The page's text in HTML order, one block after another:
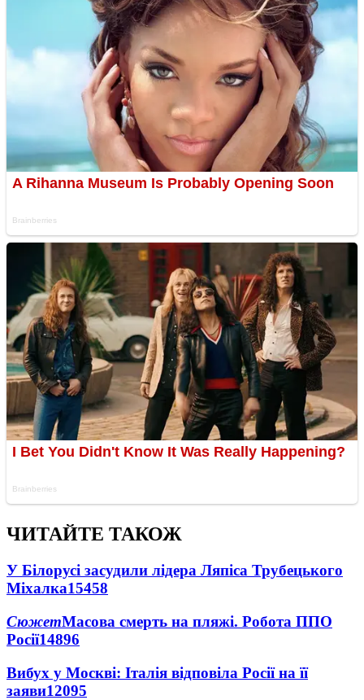
ЧИТАЙТЕ ТАКОЖ
У Білорусі засудили лідера Ляпіса Трубецького
Міхалка15458
СюжетМасова смерть на пляжі. Робота ППО
Росії14896
Вибух у Москві: Італія відповіла Росії на її
заяви12095